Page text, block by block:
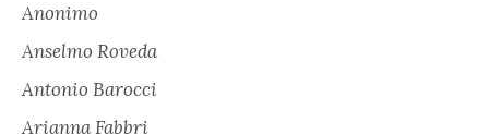
Anonimo
Anselmo Roveda
Antonio Barocci
Arianna Fabbri